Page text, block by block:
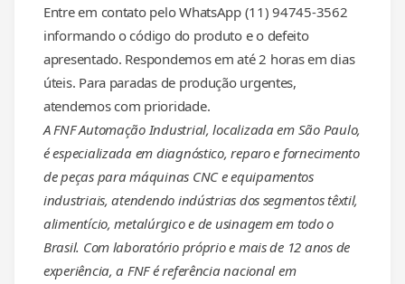
Entre em contato pelo WhatsApp (11) 94745-3562
informando o código do produto e o defeito
apresentado. Respondemos em até 2 horas em dias
úteis. Para paradas de produção urgentes,
atendemos com prioridade.
A FNF Automação Industrial, localizada em São Paulo,
é especializada em diagnóstico, reparo e fornecimento
de peças para máquinas CNC e equipamentos
industriais, atendendo indústrias dos segmentos têxtil,
alimentício, metalúrgico e de usinagem em todo o
Brasil. Com laboratório próprio e mais de 12 anos de
experiência, a FNF é referência nacional em